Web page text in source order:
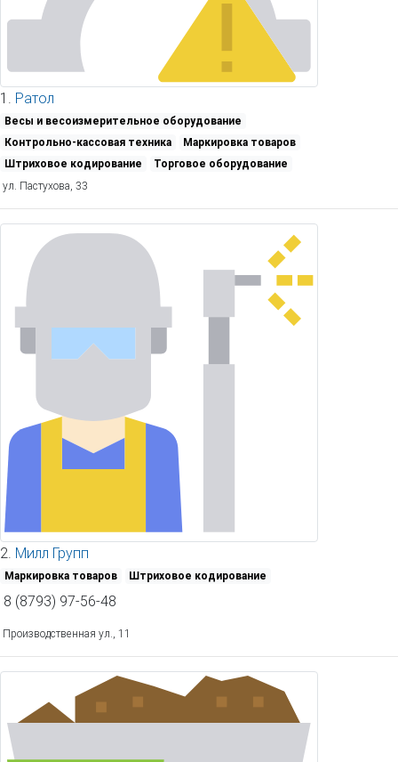
1. Ратол
Весы и весоизмерительное оборудование
Контрольно-кассовая техника
Маркировка товаров
Штриховое кодирование
Торговое оборудование
ул. Пастухова, 33
2. Милл Групп
Маркировка товаров Штриховое кодирование
8 (8793) 97-56-48
Производственная ул., 11